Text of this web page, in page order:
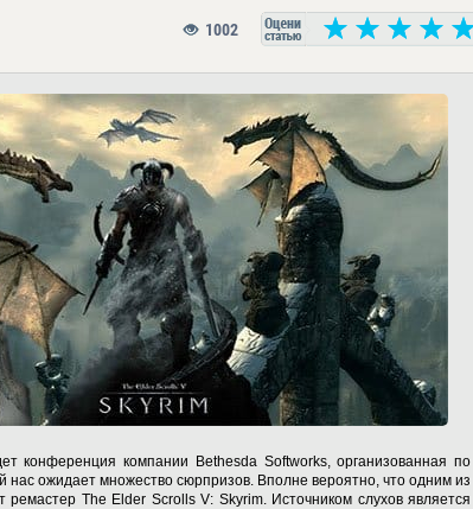
1002
конференция компании Bethesda Softworks, организованная по
нас ожидает множество сюрпризов. Вполне вероятно, что одним из
ремастер The Elder Scrolls V: Skyrim. Источником слухов является